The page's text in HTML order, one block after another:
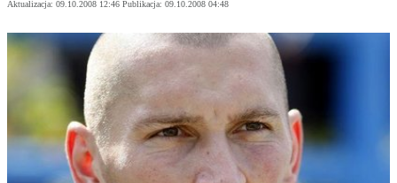
Aktualizacja: 09.10.2008 12:46 Publikacja: 09.10.2008 04:48